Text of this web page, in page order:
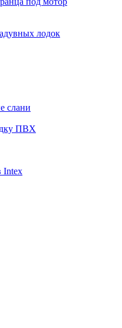
лодок
слани
ПВХ
Intex